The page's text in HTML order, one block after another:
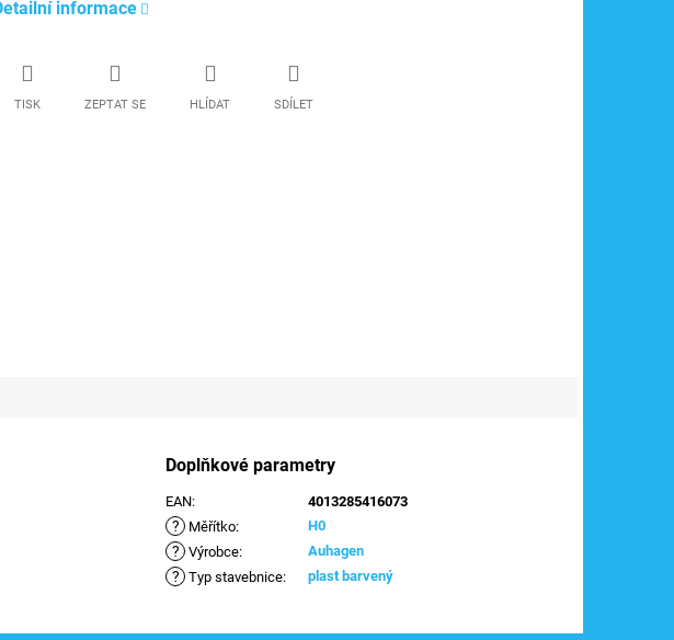
informace
TISK ZEPTAT SE HLÍDAT SDÍLET
Doplňkové parametry
EAN: 4013285416073
? Měřítko: H0
? Výrobce: Auhagen
? Typ stavebnice: plast barvený